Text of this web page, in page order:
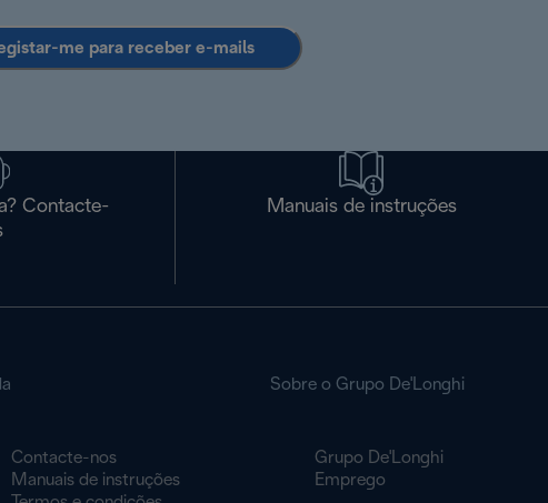
me para receber e-mails
Contacte-
Manuais de instruções
Contacte-nos
Manuais de instruções
Sobre o Grupo De'Longhi
Grupo De'Longhi
Emprego